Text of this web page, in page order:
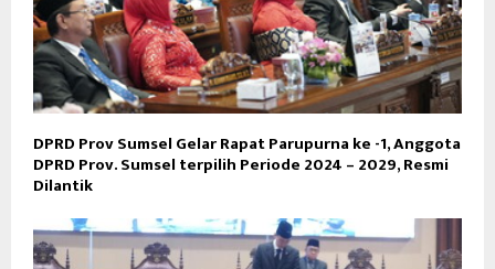
DPRD Prov Sumsel Gelar Rapat Parupurna ke -1, Anggota
DPRD Prov. Sumsel terpilih Periode 2024 – 2029, Resmi
Dilantik